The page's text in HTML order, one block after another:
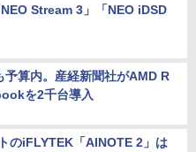
Stream 3」「NEO iDSD
予算内。産経新聞社がAMD R
を2千台導入
のiFLYTEK「AINOTE 2」は